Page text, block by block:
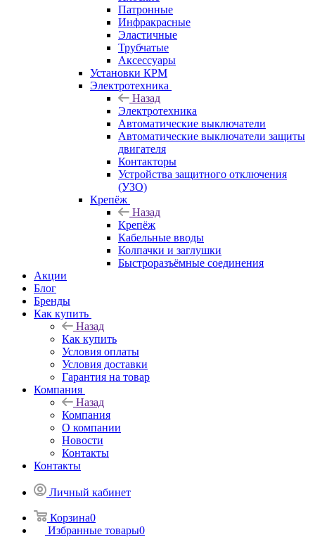
Патронные
Инфракрасные
Эластичные
Трубчатые
Аксессуары
Установки КРМ
Электротехника
Назад
Электротехника
Автоматические выключатели
Автоматические выключатели защиты
двигателя
Контакторы
Устройства защитного отключения
(УЗО)
Крепёж
Назад
Крепёж
Кабельные вводы
Колпачки и заглушки
Быстроразъёмные соединения
Акции
Блог
Бренды
Как купить
Назад
Как купить
Условия оплаты
Условия доставки
Гарантия на товар
Компания
Назад
Компания
О компании
Новости
Контакты
Контакты
Личный кабинет
Корзина0
Избранные товары0